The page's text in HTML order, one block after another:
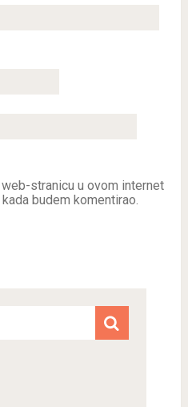
stranicu u ovom internet
budem komentirao.